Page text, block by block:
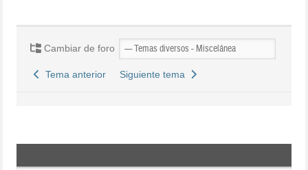
Cambiar de foro
Tema anterior Siguiente tema